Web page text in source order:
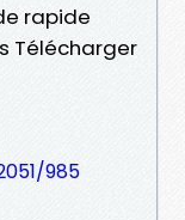
rapide
Télécharger
985